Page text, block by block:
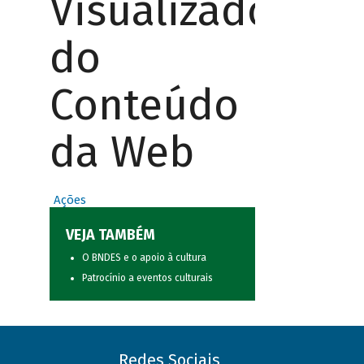
Visualizador
do
Conteúdo
da Web
Ações
VEJA TAMBÉM
O BNDES e o apoio à cultura
Patrocínio a eventos culturais
Redes Sociais